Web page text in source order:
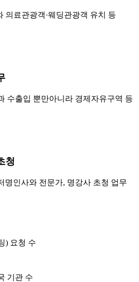
의료관광객·웨딩관광객 유치 등
수출입 뿐만아니라 경제자유구역 등
청
명인사와 전문가, 명강사 초청 업무
) 요청 수
기관 수